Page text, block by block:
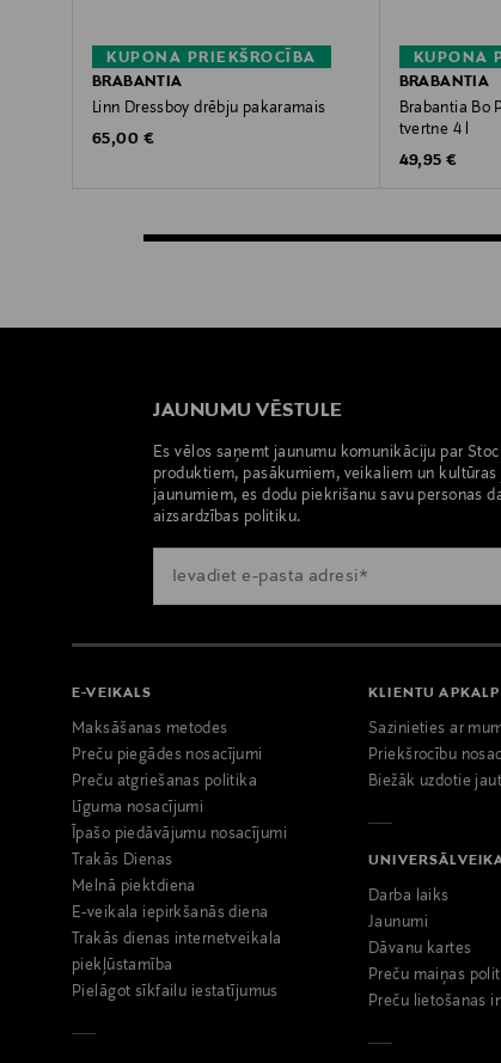
KUPONA PRIEKŠROCĪBA
BRABANTIA
Linn Dressboy drēbju pakaramais
Original Price
65,00 €
KUPONA
BRABANTIA
Brabantia Bo
tvertne 4 l
Original Price
49,95 €
JAUNUMU VĒSTULE
Es vēlos saņemt jaunumu komunikāciju par
produktiem, pasākumiem, veikaliem un
jaunumiem, es dodu piekrišanu savu personas
aizsardzības politiku.
E-VEIKALS
Maksāšanas metodes
Preču piegādes nosacījumi
Preču atgriešanas politika
Līguma nosacījumi
Īpašo piedāvājumu nosacījumi
Trakās Dienas
Melnā piektdiena
E-veikala iepirkšanās diena
Trakās dienas internetveikala
piekļūstamība
Pielāgot sīkfailu iestatījumus
KLIENTU
Sazinieties ar
Priekšrocību
Biežāk uzdotie
Darba laiks
Jaunumi
Dāvanu kartes
Preču maiņas
Preču lietošanas